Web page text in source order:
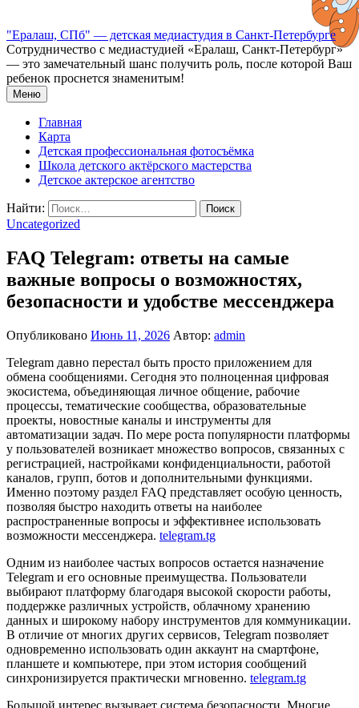
"Ералаш, СПб" — детская медиастудия в Санкт-Петербурге
Сотрудничество с медиастудией «Epaлаш, Санкт-Петербург»
— это замечательный шанс получить роль, после которой Ваш
ребенок проснется знаменитым!
Меню
Главная
Карта
Детская профессиональная фотосъёмка
Школа детского актёрского мастерства
Детское актерское агентство
Найти:
Uncategorized
FAQ Telegram: ответы на самые
важные вопросы о возможностях,
безопасности и удобстве мессенджера
Опубликовано Июнь 11, 2026 Автор: admin
Telegram давно перестал быть просто приложением для
обмена сообщениями. Сегодня это полноценная цифровая
экосистема, объединяющая личное общение, рабочие
процессы, тематические сообщества, образовательные
проекты, новостные каналы и инструменты для
автоматизации задач. По мере роста популярности платформы
у пользователей возникает множество вопросов, связанных с
регистрацией, настройками конфиденциальности, работой
каналов, групп, ботов и дополнительными функциями.
Именно поэтому раздел FAQ представляет особую ценность,
позволяя быстро находить ответы на наиболее
распространенные вопросы и эффективнее использовать
возможности мессенджера. telegram.tg
Одним из наиболее частых вопросов остается назначение
Telegram и его основные преимущества. Пользователи
выбирают платформу благодаря высокой скорости работы,
поддержке различных устройств, облачному хранению
данных и широкому набору инструментов для коммуникации.
В отличие от многих других сервисов, Telegram позволяет
одновременно использовать один аккаунт на смартфоне,
планшете и компьютере, при этом история сообщений
синхронизируется практически мгновенно. telegram.tg
Большой интерес вызывает система безопасности. Многие